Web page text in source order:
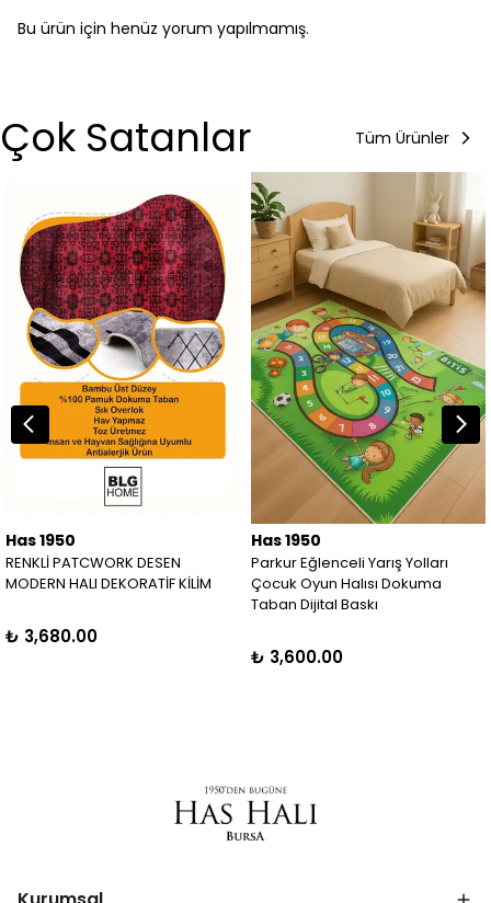
Bu ürün için henüz yorum yapılmamış.
Çok Satanlar Tüm Ürünler
Has 1950
RENKLİ PATCWORK DESEN
MODERN HALI DEKORATİF KİLİM
₺ 3,680.00
Has 1950
Parkur Eğlenceli Yarış Yolları
Çocuk Oyun Halısı Dokuma
Taban Dijital Baskı
₺ 3,600.00